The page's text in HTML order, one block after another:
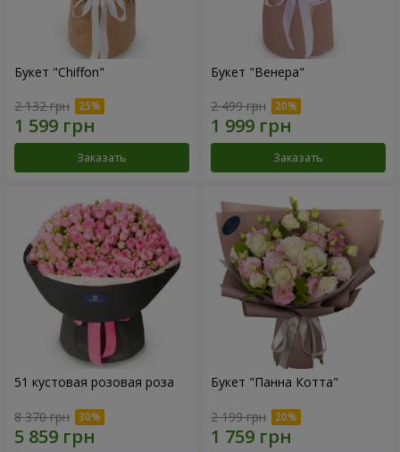
Букет "Chiffon"
2 132 грн
Заказать
Букет "Венера"
2 499 грн
Заказать
51 кустовая розовая роза
8 370 грн
Букет "Панна Котта"
2 199 грн